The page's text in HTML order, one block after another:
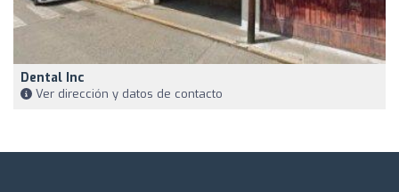
Dental Inc
Ver dirección y datos de contacto